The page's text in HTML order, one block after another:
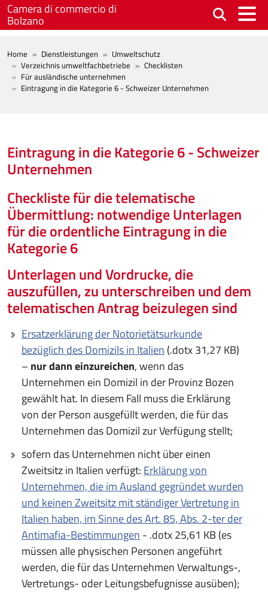
Skip to main content
Camera di commercio di
Bolzano
BREADCRUMB
Home Dienstleistungen
Umweltschutz
Verzeichnis umweltfachbetriebe
Checklisten
Für ausländische unternehmen
Eintragung in die Kategorie 6 - Schweizer Unternehmen
Eintragung in die Kategorie 6 - Schweizer
Unternehmen
Checkliste für die telematische
Übermittlung: notwendige Unterlagen
für die ordentliche Eintragung in die
Kategorie 6
Unterlagen und Vordrucke, die
auszufüllen, zu unterschreiben und dem
telematischen Antrag beizulegen sind
Ersatzerklärung der Notorietätsurkunde
bezüglich des Domizils in Italien (.dotx 31,27 KB)
–nur dann einzureichen, wenn das
Unternehmen ein Domizil in der Provinz Bozen
gewählt hat. In diesem Fall muss die Erklärung
von der Person ausgefüllt werden, die für das
Unternehmen das Domizil zur Verfügung stellt;
sofern das Unternehmen nicht über einen
Zweitsitz in Italien verfügt: Erklärung von
Unternehmen, die im Ausland gegründet wurden
und keinen Zweitsitz mit ständiger Vertretung in
Italien haben, im Sinne des Art. 85, Abs. 2-ter der
Antimafia-Bestimmungen - .dotx 25,61 KB (es
müssen alle physischen Personen angeführt
werden, die für das Unternehmen Verwaltungs-,
Vertretungs- oder Leitungsbefugnisse ausüben);